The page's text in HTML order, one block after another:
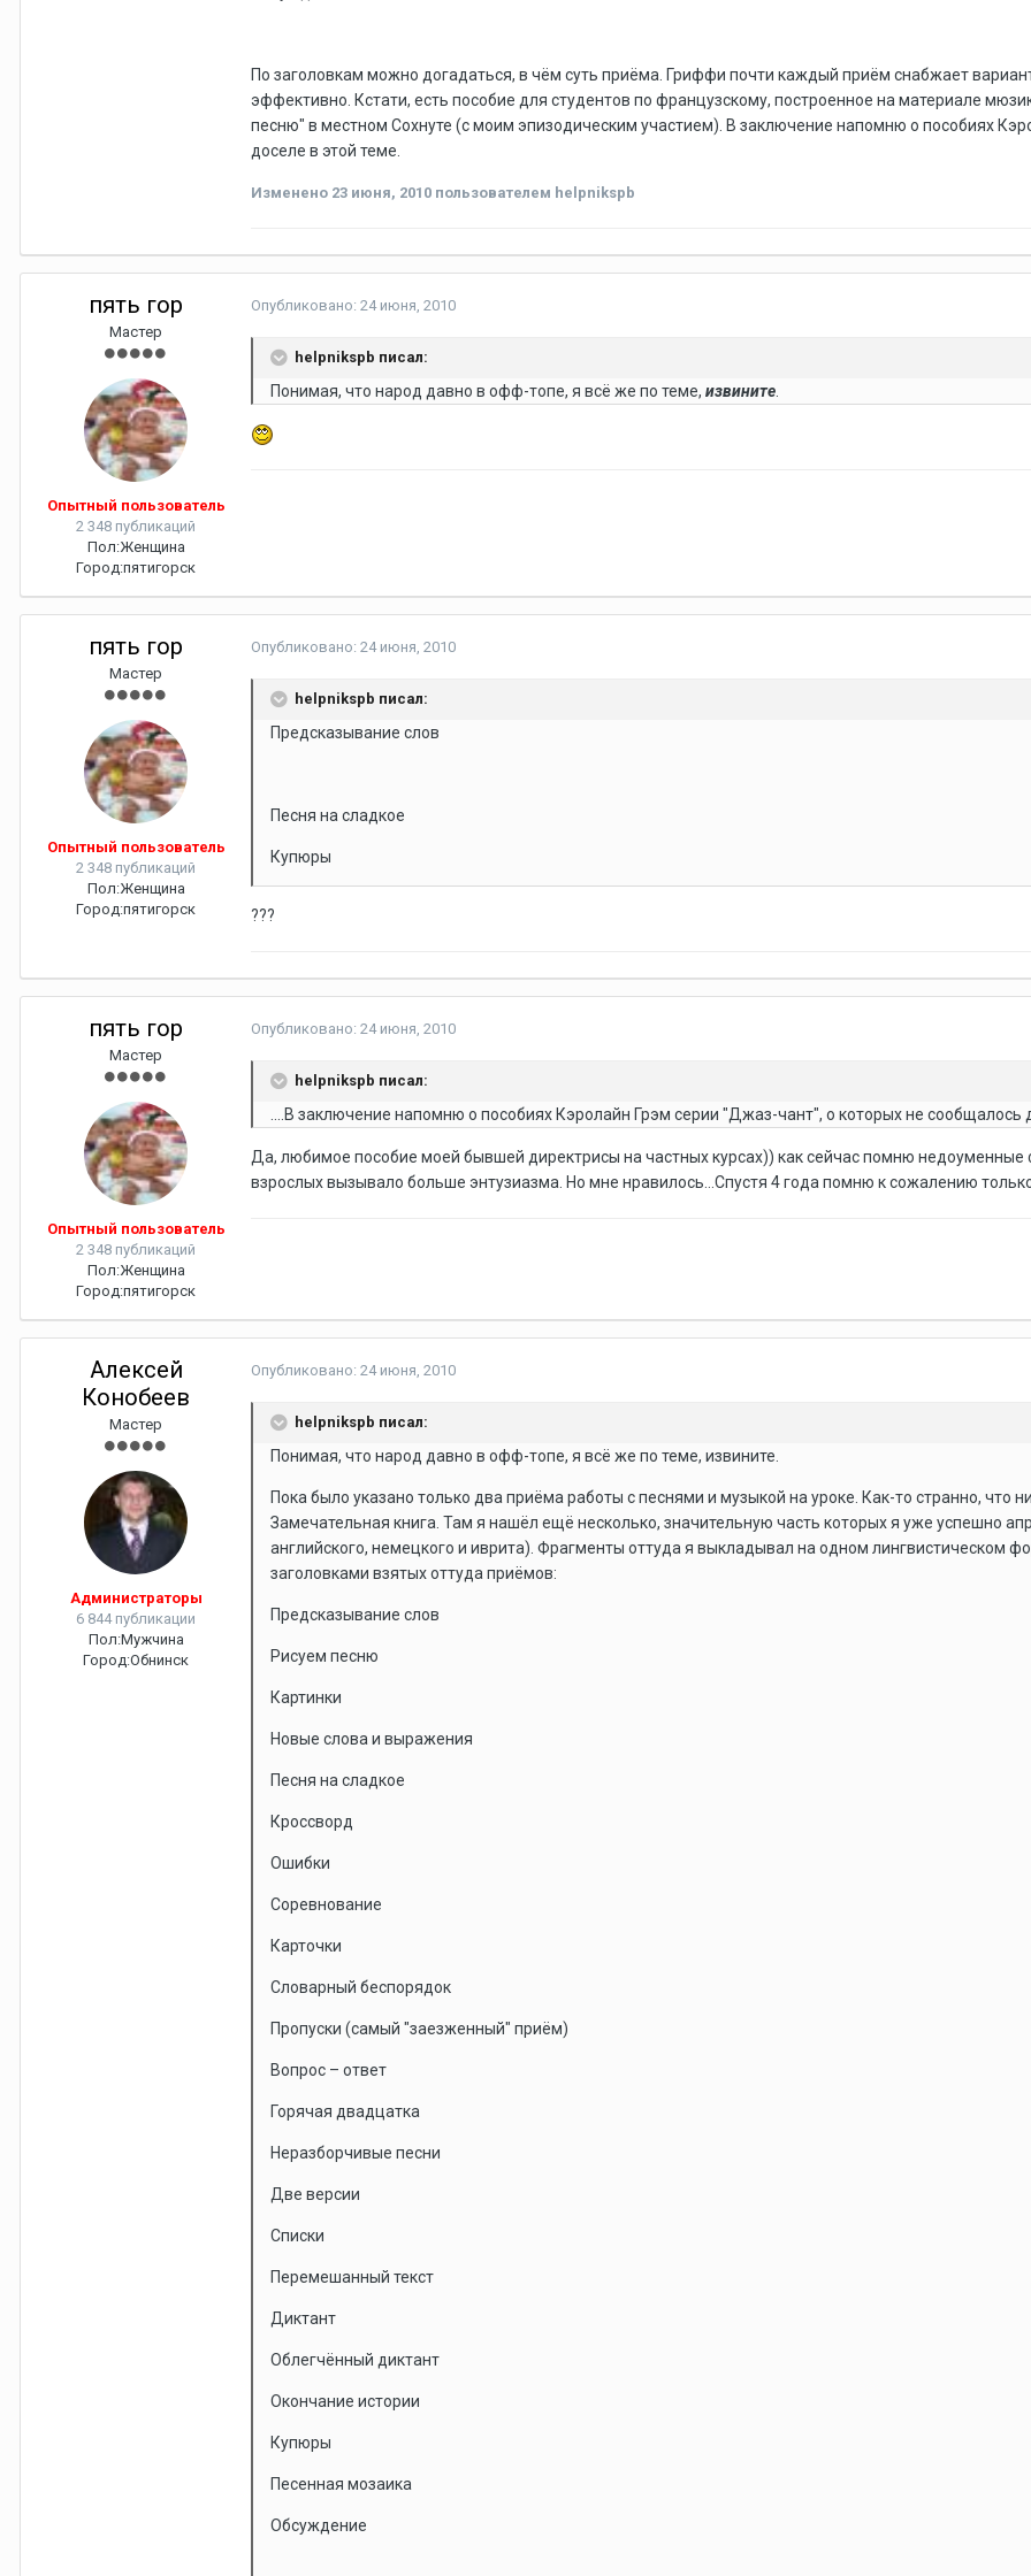
По заголовкам можно догадаться, в чём суть приёма. Гриффи почти каждый приём снабжает
эффективно. Кстати, есть пособие для студентов по французскому, построенное на материале
песню" в местном Сохнуте (с моим эпизодическим участием). В заключение напомню о пособиях
доселе в этой теме.
Изменено 23 июня, 2010 пользователем helpnikspb
пять гор
Мастер
Опытный пользователь
2 348 публикаций
Пол:Женщина
Город:пятигорск
Опубликовано: 24 июня, 2010
helpnikspb писал:
Понимая, что народ давно в офф-топе, я всё же по теме, извините
пять гор
Мастер
Опытный пользователь
2 348 публикаций
Пол:Женщина
Город:пятигорск
Опубликовано: 24 июня, 2010
helpnikspb писал:
Предсказывание слов
Песня на сладкое
Купюры
???
пять гор
Мастер
Опытный пользователь
2 348 публикаций
Пол:Женщина
Город:пятигорск
Опубликовано: 24 июня, 2010
helpnikspb писал:
....В заключение напомню о пособиях Кэролайн Грэм серии "Джаз-чант", о которых не сообщалось
Да, любимое пособие моей бывшей директрисы на частных курсах)) как сейчас помню
взрослых вызывало больше энтузиазма. Но мне нравилось...Спустя 4 года помню к сожалению
Алексей
Конобеев
Мастер
Администраторы
6 844 публикации
Пол:Мужчина
Город:Обнинск
Опубликовано: 24 июня, 2010
helpnikspb писал:
Понимая, что народ давно в офф-топе, я всё же по теме, извините.
Пока было указано только два приёма работы с песнями и музыкой на уроке. Как-то странно, что
Замечательная книга. Там я нашёл ещё несколько, значительную часть которых я уже успешно
английского, немецкого и иврита). Фрагменты оттуда я выкладывал на одном лингвистическом
заголовками взятых оттуда приёмов:
Предсказывание слов
Рисуем песню
Картинки
Новые слова и выражения
Песня на сладкое
Кроссворд
Ошибки
Соревнование
Карточки
Словарный беспорядок
Пропуски (самый "заезженный" приём)
Вопрос – ответ
Горячая двадцатка
Неразборчивые песни
Две версии
Списки
Перемешанный текст
Диктант
Облегчённый диктант
Окончание истории
Купюры
Песенная мозаика
Обсуждение